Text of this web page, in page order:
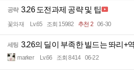
공략 3.26 도전과제 공략 및 팁
꽃와재 Lv.65 조회 15982 추천 2 06-30
세팅 3.26의 딜이 부족한 빌드는 똬리+
marker Lv.66 조회 8414 06-22